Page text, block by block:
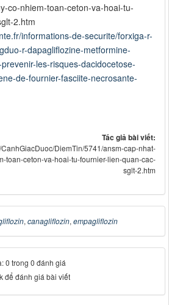
co-nhiem-toan-ceton-va-hoai-tu-
2.htm
informations-de-securite/forxiga-r-
r-dapagliflozine-metformine-
les-risques-dacidocetose-
de-fournier-fasciite-necrosante-
Tác giả bài viết:
DiemTin/5741/ansm-cap-nhat-
toan-ceton-va-hoai-tu-fournier-lien-quan-cac-
sglt-2.htm
, canagliflozin, empagliflozin
0 trong 0 đánh giá
để đánh giá bài viết